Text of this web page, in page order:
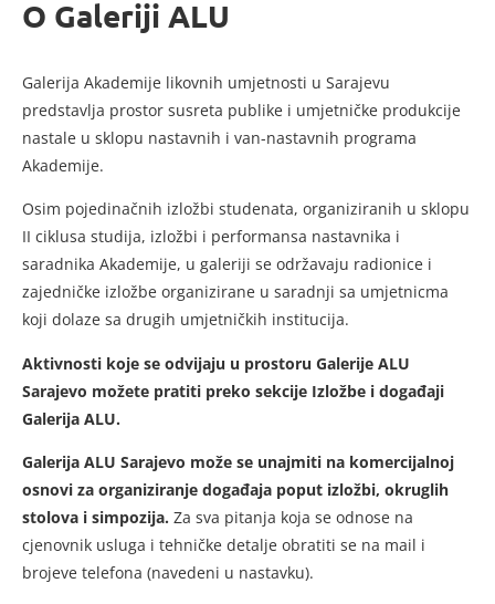
O Galeriji ALU
Galerija Akademije likovnih umjetnosti u Sarajevu
predstavlja prostor susreta publike i umjetničke produkcije
nastale u sklopu nastavnih i van-nastavnih programa
Akademije.
Osim pojedinačnih izložbi studenata, organiziranih u sklopu
II ciklusa studija, izložbi i performansa nastavnika i
saradnika Akademije, u galeriji se održavaju radionice i
zajedničke izložbe organizirane u saradnji sa umjetnicma
koji dolaze sa drugih umjetničkih institucija.
Aktivnosti koje se odvijaju u prostoru Galerije ALU
Sarajevo možete pratiti preko sekcije Izložbe i događaji
Galerija ALU.
Galerija ALU Sarajevo može se unajmiti na komercijalnoj
osnovi za organiziranje događaja poput izložbi, okruglih
stolova i simpozija. Za sva pitanja koja se odnose na
cjenovnik usluga i tehničke detalje obratiti se na mail i
brojeve telefona (navedeni u nastavku).